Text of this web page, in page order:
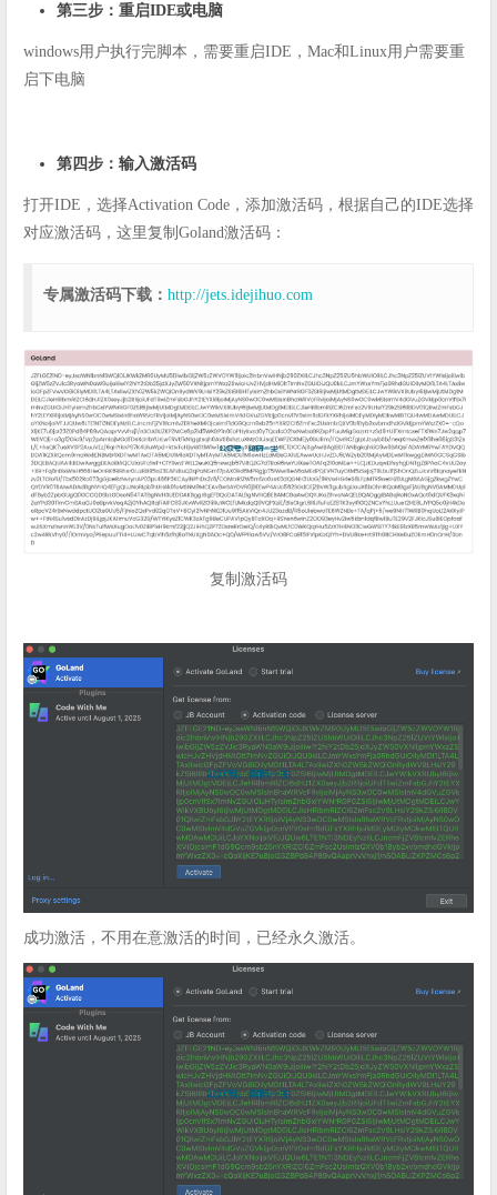
第三步：重启IDE或电脑
windows用户执行完脚本，需要重启IDE，Mac和Linux用户需要重
启下电脑
第四步：输入激活码
打开IDE，选择Activation Code，添加激活码，根据自己的IDE选择
对应激活码，这里复制Goland激活码：
专属激活码下载： http://jets.idejihuo.com
复制激活码
成功激活，不用在意激活的时间，已经永久激活。